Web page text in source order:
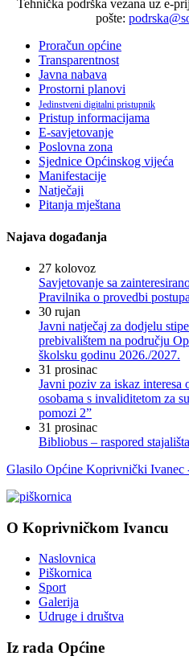
Tehnička podrška vezana uz e-
pošte:
Proračun općine
Transparentnost
Javna nabava
Prostorni planovi
Jedinstveni digitalni pristupnik
Pristup informacijama
E-savjetovanje
Poslovna zona
Sjednice Općinskog vijeća
Manifestacije
Natječaji
Pitanja mještana
Najava događanja
27 kolovoz
Savjetovanje sa
Pravilnika o provedbi
30 rujan
Javni natječaj za dodjelu
prebivalištem na području
školsku godinu 2026./2027.
31 prosinac
Javni poziv za iskaz interesa
osobama s invaliditetom za
pomozi 2”
31 prosinac
Bibliobus – raspored stajališta
Glasilo Općine Koprivnički Ivanec
O Koprivničkom Ivancu
Naslovnica
Piškornica
Sport
Galerija
Udruge i društva
Iz rada Općine